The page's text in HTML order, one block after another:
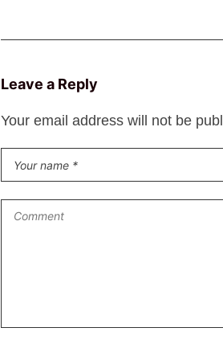
Leave a Reply
Your email address will not be